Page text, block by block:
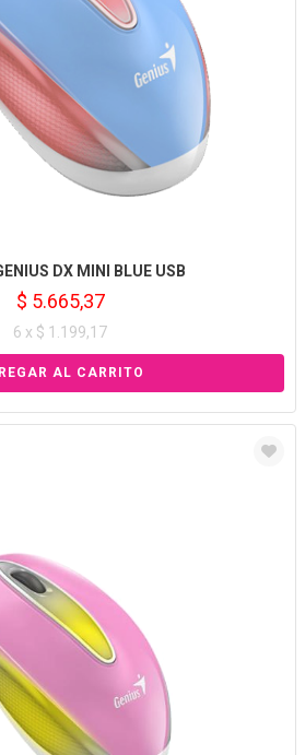
DX MINI BLUE USB
$ 5.665,37
6 x $ 1.199,17